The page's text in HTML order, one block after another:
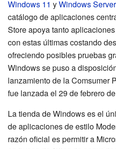
Windows 11 yWindows
catálogo de aplicaciones
Store apoya tanto
con estas últimas costando
ofreciendo posibles pruebas
Windows se puso a
lanzamiento de la Comsumer
fue lanzada el 29 de febrero
La tienda de Windows es el
de aplicaciones de estilo
razón oficial es permitir a